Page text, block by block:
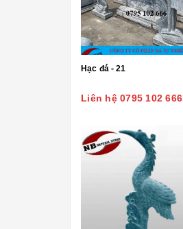
Hạc đá - 21
Liên hệ 0795 102 666